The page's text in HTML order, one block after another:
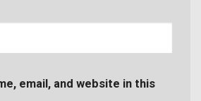
email, and website in this